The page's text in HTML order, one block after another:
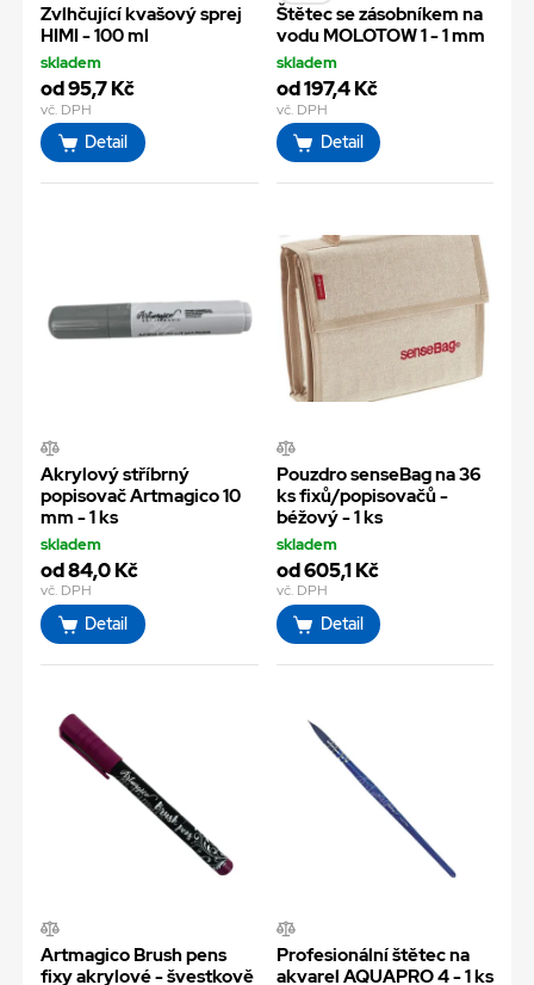
Zvlhčující kvašový sprej
HIMI - 100 ml
skladem
od 95,7 Kč
vč. DPH
Detail
Štětec se zásobníkem na
vodu MOLOTOW 1 - 1 mm
skladem
od 197,4 Kč
vč. DPH
Detail
Akrylový stříbrný
popisovač Artmagico 10
mm - 1 ks
skladem
od 84,0 Kč
vč. DPH
Detail
Pouzdro senseBag na 36
ks fixů/popisovačů -
béžový - 1 ks
skladem
od 605,1 Kč
vč. DPH
Detail
Artmagico Brush pens
fixy akrylové - švestkově
Profesionální štětec na
akvarel AQUAPRO 4 - 1 ks